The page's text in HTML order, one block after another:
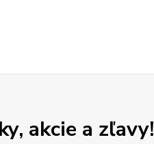
akcie a zľavy!